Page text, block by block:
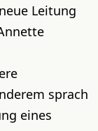
Leitung
sprach
eines